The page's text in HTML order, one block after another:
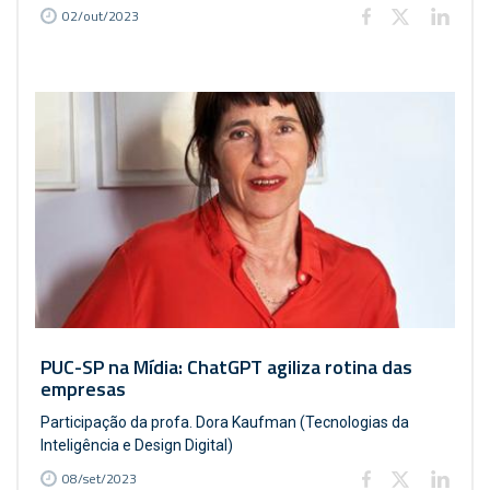
02/out/2023
PUC-SP na Mídia: ChatGPT agiliza rotina das
empresas
Participação da profa. Dora Kaufman (Tecnologias da
Inteligência e Design Digital)
08/set/2023